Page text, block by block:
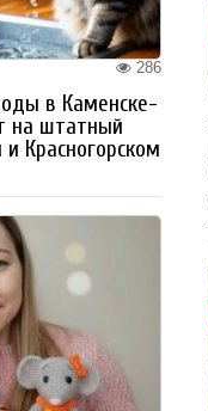
286
в Каменске-
на штатный
Красногорском